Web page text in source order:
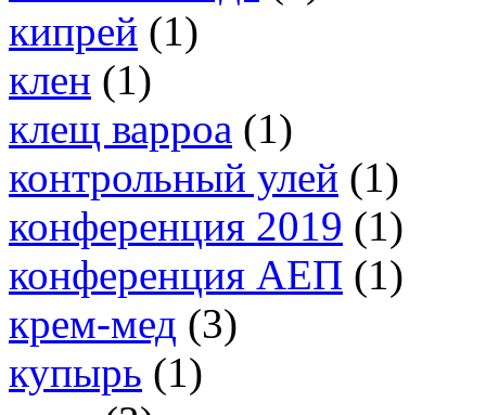
кипрей (1)
клен (1)
клещ варроа (1)
контрольный улей (1)
конференция 2019 (1)
конференция АЕП (1)
крем-мед (3)
купырь (1)